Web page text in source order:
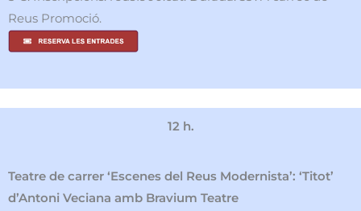
Reus Promoció.
12 h.
Teatre de carrer ‘Escenes del Reus Modernista’: ‘Titot’
d’Antoni Veciana amb Bravium Teatre